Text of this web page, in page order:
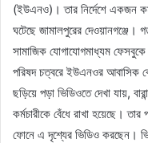
(ইউএনও)। তার নির্দেশে একজন
ঘটেছে জামালপুরের
সামাজিক যোগাযোগমাধ্যম
পরিষদ চত্বরে ইউএনওর আবাসিক
ছড়িয়ে পড়া ভিডিওতে দেখা যায়,
কর্মচারীকে বেঁধে রাখা হয়েছে।
ফোনে এ দৃশ্যের ভিডিও করছেন।